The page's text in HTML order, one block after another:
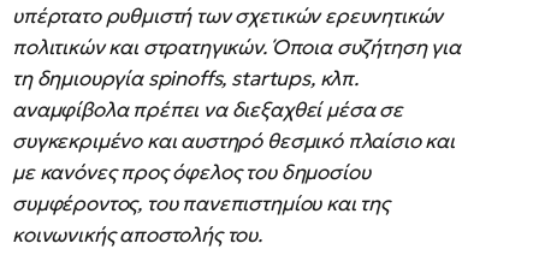
υπέρτατο ρυθμιστή των σχετικών ερευνητικών
πολιτικών και στρατηγικών. Όποια συζήτηση για
τη δημιουργία spinoffs, startups, κλπ.
αναμφίβολα πρέπει να διεξαχθεί μέσα σε
συγκεκριμένο και αυστηρό θεσμικό πλαίσιο και
με κανόνες προς όφελος του δημοσίου
συμφέροντος, του πανεπιστημίου και της
κοινωνικής αποστολής του.